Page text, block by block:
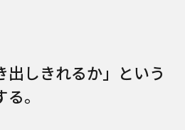
出しきれるか」という
。